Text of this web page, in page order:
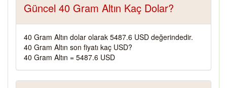
Güncel 40 Gram Altın Kaç Dolar?
40 Gram Altın dolar olarak 5487.6 USD değerindedir.
40 Gram Altın son fiyatı kaç USD?
40 Gram Altın = 5487.6 USD